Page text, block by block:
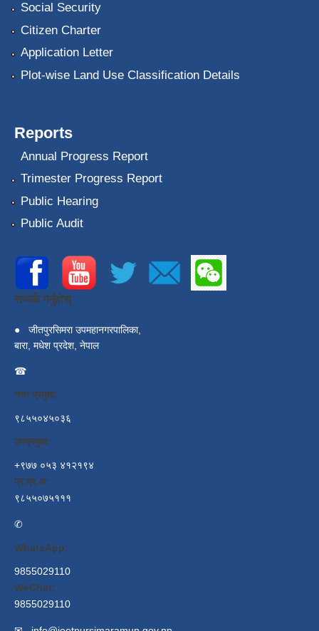
Social Security
Citizen Charter
Application Letter
Plot-wise Land Use Classification Details
Reports
Annual Progress Report
Trimester Progress Report
Public Hearing
Public Audit
सम्पर्क गर्नुहोस्
●
जीतपुरसिमरा उपमहानगरपालिका,
बारा, मधेश प्रदेश, नेपाल
☎
नगर प्रमुख:
९८५५०४५०३६
उपप्रमुख:
+९७७ ०५३ ४१२१९४
प्र.प्र.अ:
९८५५०७५१११
✆
WhatsApp:
9855029110
WeChat:
9855029110